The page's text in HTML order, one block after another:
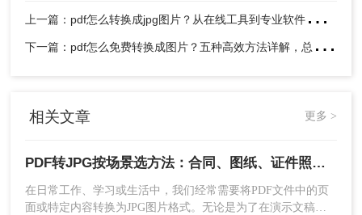
定义一下转换设置。PDF文件可以转换成jpg、
jpeg、png、gif、bmp、wmf、tif、emf等多种
格式的图片。
上
一篇：pdf怎么转换成jpg图片？从在线工具到专业软件，总有一款适合你！
下
一篇：pdf怎么免费转换成图片？五种高效方法详解，总有一款适合你！
相关文章 更多 >
PDF转JPG按场景选方法：合同、图纸、证件照分别用哪种！
在日常工作、学习或生活中，我们经常需要将PDF文件中的页
面或特定内容转换为JPG图片格式。无论是为了在演示文稿中